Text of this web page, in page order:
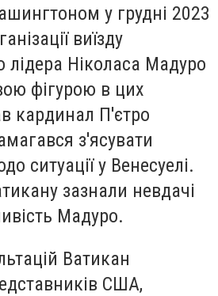
у грудні 2023
виїзду
лідера Ніколаса Мадуро
фігурою в цих
кардинал П'єтро
з'ясувати
ситуації у Венесуелі.
зазнали невдачі
Мадуро.
Ватикан
США,